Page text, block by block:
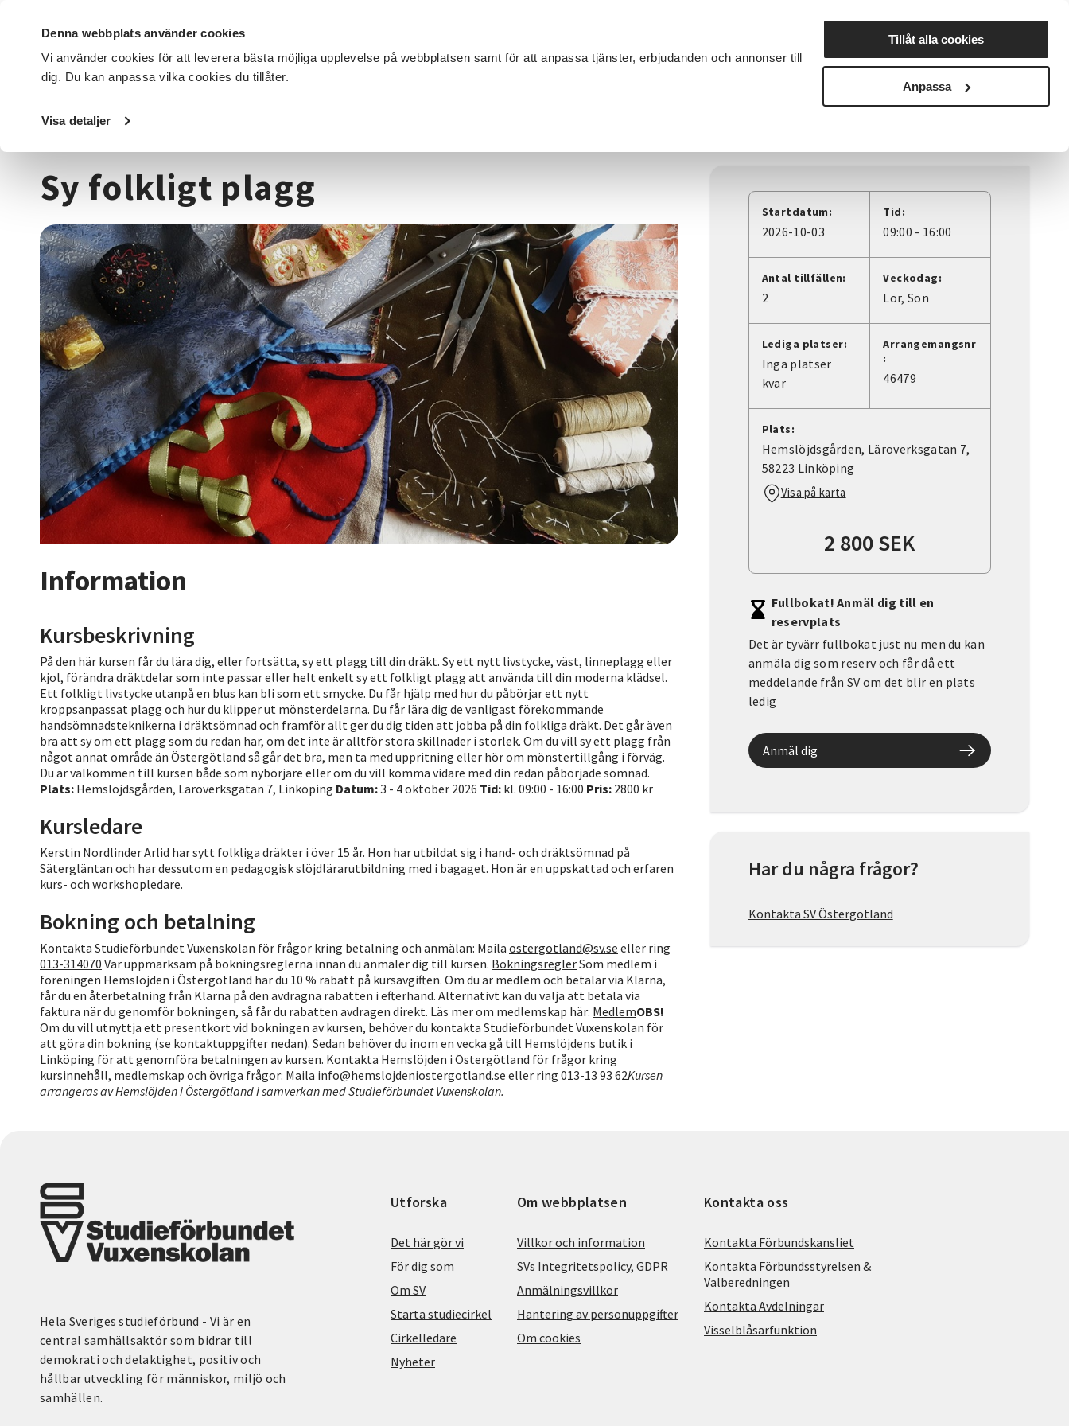
Denna webbplats använder cookies
Vi använder cookies för att leverera bästa möjliga upplevelse på webbplatsen samt för att anpassa tjänster, erbjudanden och annonser till
dig. Du kan anpassa vilka cookies du tillåter.
Visa detaljer
Tillåt alla cookies
Anpassa
DET HÄR GÖR VI FÖR DIG SOM SÖK KURSER OCH EVENEMANG Nyheter Avdelningar
Startsida / Kurser och evenemang
Sy folkligt plagg
Information
Kursbeskrivning
På den här kursen får du lära dig, eller fortsätta, sy ett plagg till din dräkt. Sy ett nytt livstycke, väst, linneplagg eller
kjol, förändra dräktdelar som inte passar eller helt enkelt sy ett folkligt plagg att använda till din moderna klädsel.
Ett folkligt livstycke utanpå en blus kan bli som ett smycke. Du får hjälp med hur du påbörjar ett nytt
kroppsanpassat plagg och hur du klipper ut mönsterdelarna. Du får lära dig de vanligast förekommande
handsömnadsteknikerna i dräktsömnad och framför allt ger du dig tiden att jobba på din folkliga dräkt. Det går även
bra att sy om ett plagg som du redan har, om det inte är alltför stora skillnader i storlek. Om du vill sy ett plagg från
något annat område än Östergötland så går det bra, men ta med uppritning eller hör om mönstertillgång i förväg.
Du är välkommen till kursen både som nybörjare eller om du vill komma vidare med din redan påbörjade sömnad.
Plats: Hemslöjdsgården, Läroverksgatan 7, Linköping Datum:3 - 4 oktober 2026 Tid: kl. 09:00 - 16:00 Pris: 2800 kr
Kursledare
Kerstin Nordlinder Arlid har sytt folkliga dräkter i över 15 år. Hon har utbildat sig i hand- och dräktsömnad på
Sätergläntan och har dessutom en pedagogisk slöjdlärarutbildning med i bagaget. Hon är en uppskattad och erfaren
kurs- och workshopledare.
Bokning och betalning
Kontakta Studieförbundet Vuxenskolan för frågor kring betalning och anmälan: Maila ostergotland@sv.se eller ring
013-314070 Var uppmärksam på bokningsreglerna innan du anmäler dig till kursen. BokningsreglerSom medlem i
föreningen Hemslöjden i Östergötland har du 10 % rabatt på kursavgiften. Om du är medlem och betalar via Klarna,
får du en återbetalning från Klarna på den avdragna rabatten i efterhand. Alternativt kan du välja att betala via
faktura när du genomför bokningen, så får du rabatten avdragen direkt. Läs mer om medlemskap här: MedlemOBS!
Om du vill utnyttja ett presentkort vid bokningen av kursen, behöver du kontakta Studieförbundet Vuxenskolan för
att göra din bokning (se kontaktuppgifter nedan). Sedan behöver du inom en vecka gå till Hemslöjdens butik i
Linköping för att genomföra betalningen av kursen. Kontakta Hemslöjden i Östergötland för frågor kring
kursinnehåll, medlemskap och övriga frågor: Maila info@hemslojdeniostergotland.se eller ring 013-13 93 62Kursen
arrangeras av Hemslöjden i Östergötland i samverkan med Studieförbundet Vuxenskolan.
Startdatum:
2026-10-03
Tid:
09:00 - 16:00
Antal tillfällen:
2
Veckodag:
Lör Sön
Lediga platser:
Inga platser
kvar
Arrangemangsnr
:
46479
Plats:
Hemslöjdsgården, Läroverksgatan 7,
58223 Linköping
Visa på karta
2 800 SEK
Fullbokat! Anmäl dig till en
reservplats
Det är tyvärr fullbokat just nu men du kan
anmäla dig som reserv och får då ett
meddelande från SV om det blir en plats
ledig
Anmäl dig
Har du några frågor?
Kontakta SV Östergötland
Hela Sveriges studieförbund - Vi är en
central samhällsaktör som bidrar till
demokrati och delaktighet, positiv och
hållbar utveckling för människor, miljö och
samhällen.
Utforska
Det här gör vi
För dig som
Om SV
Starta studiecirkel
Cirkelledare
Nyheter
Om webbplatsen
Villkor och information
SVs Integritetspolicy, GDPR
Anmälningsvillkor
Hantering av personuppgifter
Om cookies
Kontakta oss
Kontakta Förbundskansliet
Kontakta Förbundsstyrelsen &
Valberedningen
Kontakta Avdelningar
Visselblåsarfunktion